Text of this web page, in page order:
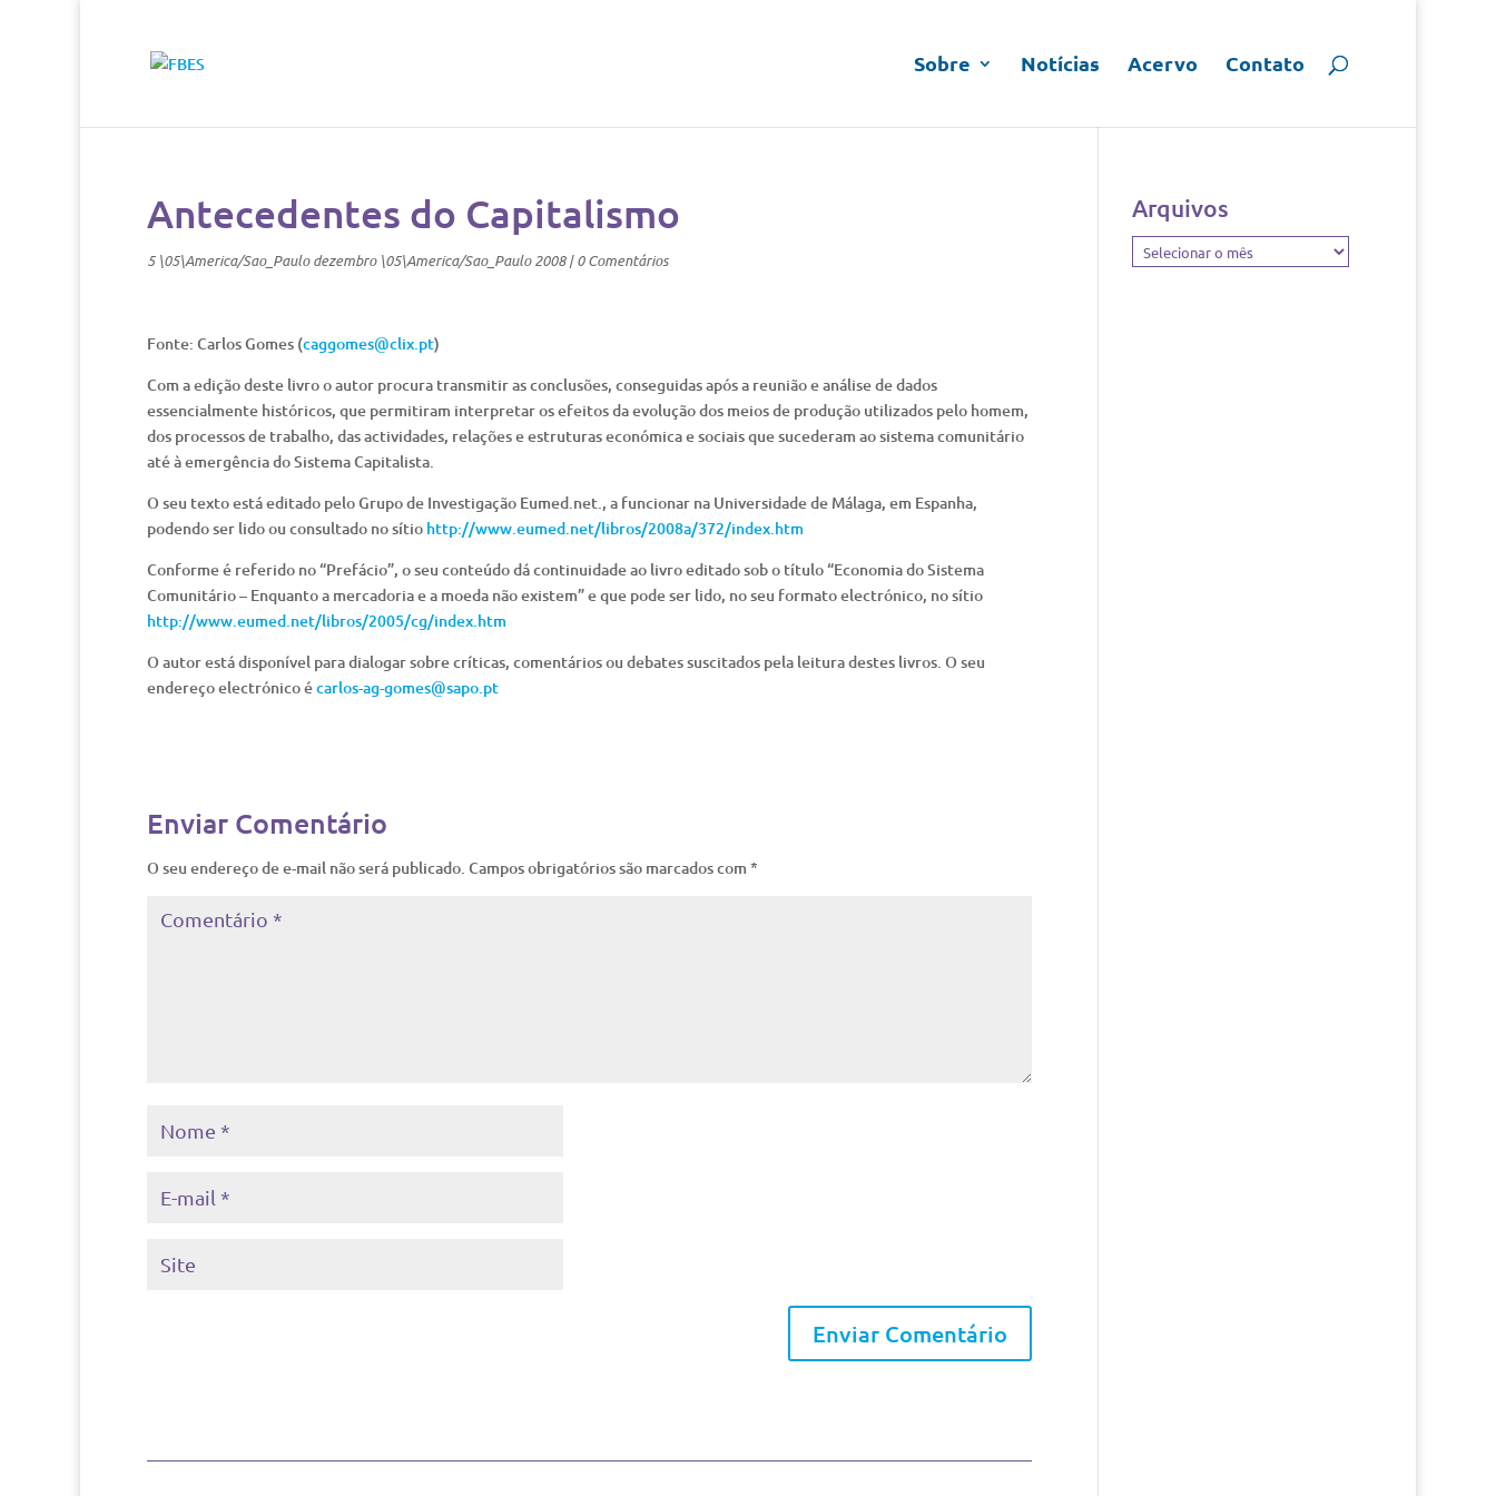
Sobre Notícias Acervo Contato
Antecedentes do Capitalismo
5 \05\America/Sao_Paulo dezembro \05\America/Sao_Paulo 2008|0 Comentários
Fonte: Carlos Gomes (caggomes@clix.pt)
Com a edição deste livro o autor procura transmitir as conclusões, conseguidas após a reunião e análise de dados
essencialmente históricos, que permitiram interpretar os efeitos da evolução dos meios de produção utilizados pelo homem,
dos processos de trabalho, das actividades, relações e estruturas económica e sociais que sucederam ao sistema comunitário
até à emergência do Sistema Capitalista.
O seu texto está editado pelo Grupo de Investigação Eumed.net., a funcionar na Universidade de Málaga, em Espanha,
podendo ser lido ou consultado no sítio http://www.eumed.net/libros/2008a/372/index.htm
Conforme é referido no “Prefácio”, o seu conteúdo dá continuidade ao livro editado sob o título “Economia do Sistema
Comunitário – Enquanto a mercadoria e a moeda não existem” e que pode ser lido, no seu formato electrónico, no sítio
http://www.eumed.net/libros/2005/cg/index.htm
O autor está disponível para dialogar sobre críticas, comentários ou debates suscitados pela leitura destes livros. O seu
endereço electrónico écarlos-ag-gomes@sapo.pt
Enviar Comentário
O seu endereço de e-mail não será publicado. Campos obrigatórios são marcados com *
Arquivos
Arquivos